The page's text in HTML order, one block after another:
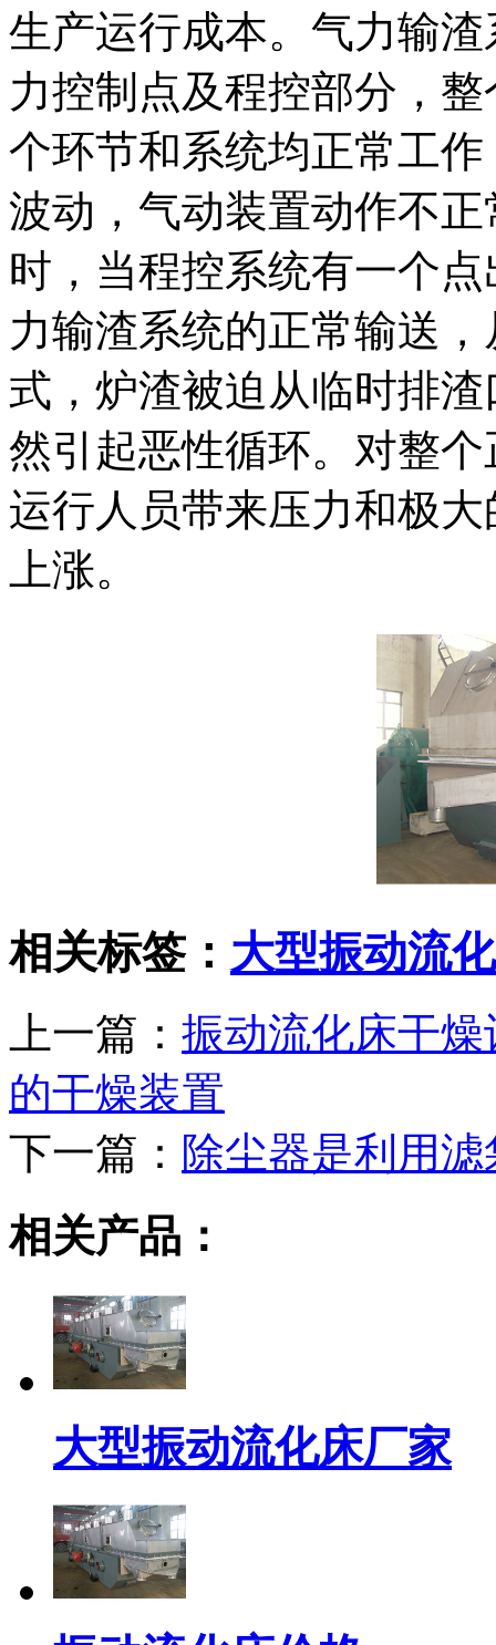
生产运行成本。气力输
力控制点及程控部分，
个环节和系统均正常工
波动，气动装置动作不
时，当程控系统有一个
力输渣系统的正常输送
式，炉渣被迫从临时排
然引起恶性循环。对整
运行人员带来压力和极
上涨。
相关标签： 大型振动流
上一篇： 振动流化床干
的干燥装置
下一篇： 除尘器是利用
相关产品：
大型振动流化床厂家